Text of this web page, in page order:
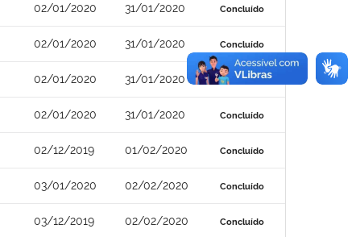
02/01/2020 31/01/2020 Concluído
02/01/2020 31/01/2020 Concluído
02/01/2020 31/01/2020 Concluído
02/01/2020 31/01/2020 Concluído
02/12/2019 01/02/2020 Concluído
03/01/2020 02/02/2020 Concluído
03/12/2019 02/02/2020 Concluído